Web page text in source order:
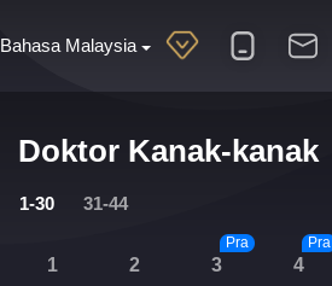
Bahasa Malaysia
Doktor Kanak-kanak
1-30 31-44
1 2 3
Pra
4
Pra